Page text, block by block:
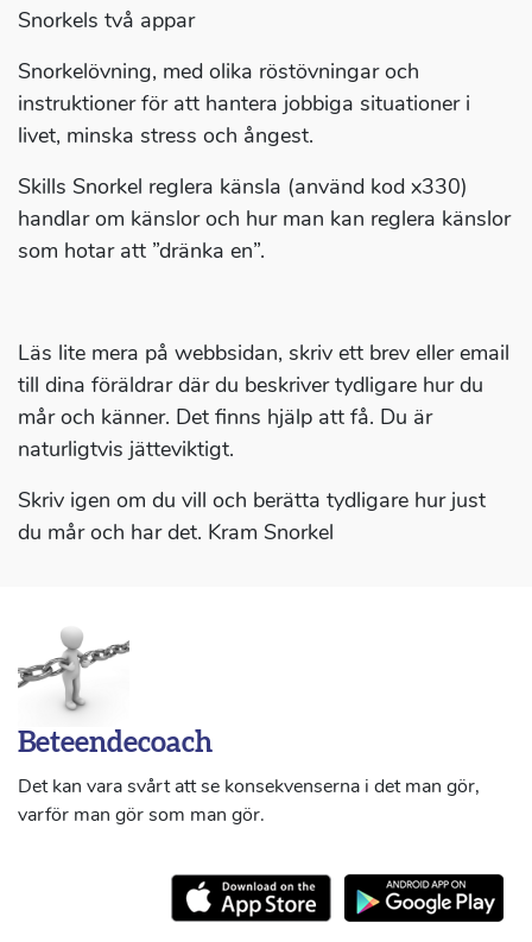
Snorkels två appar
Snorkelövning, med olika röstövningar och
instruktioner för att hantera jobbiga situationer i
livet, minska stress och ångest.
Skills Snorkel reglera känsla (använd kod x330)
handlar om känslor och hur man kan reglera känslor
som hotar att ”dränka en”.
Läs lite mera på webbsidan, skriv ett brev eller email
till dina föräldrar där du beskriver tydligare hur du
mår och känner. Det finns hjälp att få. Du är
naturligtvis jätteviktigt.
Skriv igen om du vill och berätta tydligare hur just
du mår och har det. Kram Snorkel
Beteendecoach
Det kan vara svårt att se konsekvenserna i det man gör,
varför man gör som man gör.